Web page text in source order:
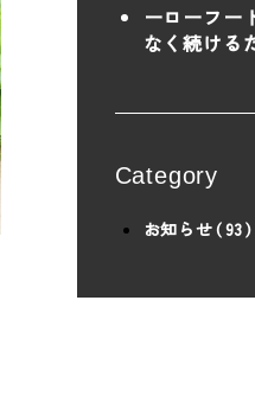
ーローフー
なく続ける
Category
お知らせ（93）